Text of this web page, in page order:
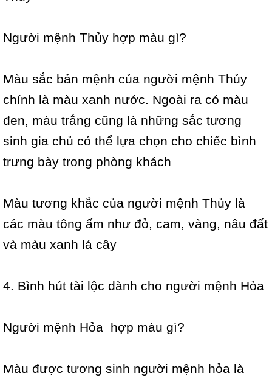
Người mệnh Thủy hợp màu gì?
Màu sắc bản mệnh của người mệnh Thủy
chính là màu xanh nước. Ngoài ra có màu
đen, màu trắng cũng là những sắc tương
sinh gia chủ có thể lựa chọn cho chiếc bình
trưng bày trong phòng khách
Màu tương khắc của người mệnh Thủy là
các màu tông ấm như đỏ, cam, vàng, nâu đất
và màu xanh lá cây
4. Bình hút tài lộc dành cho người mệnh Hỏa
Người mệnh Hỏa hợp màu gì?
Màu được tương sinh người mệnh hỏa là